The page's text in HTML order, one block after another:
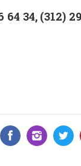
64 34, (312)